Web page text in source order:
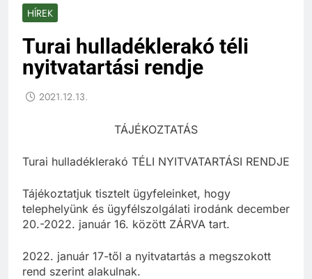
HÍREK
Turai hulladéklerakó téli
nyitvatartási rendje
2021.12.13.
TÁJÉKOZTATÁS
Turai hulladéklerakó TÉLI NYITVATARTÁSI RENDJE
Tájékoztatjuk tisztelt ügyfeleinket, hogy
telephelyünk és ügyfélszolgálati irodánk december
20.-2022. január 16. között ZÁRVA tart.
2022. január 17-től a nyitvatartás a megszokott
rend szerint alakulnak.